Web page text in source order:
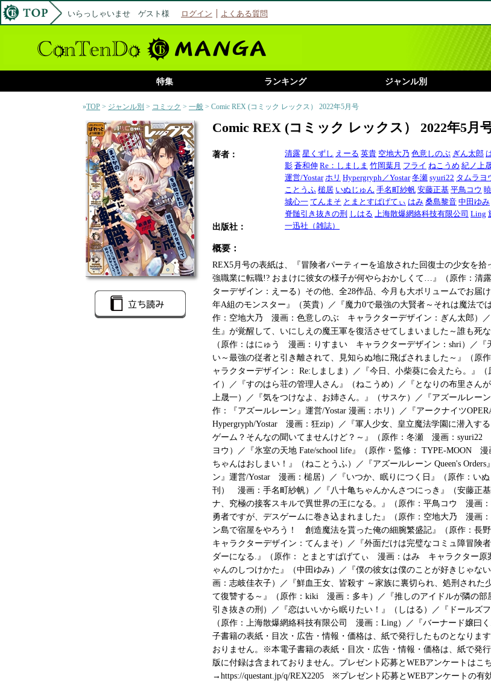
いらっしゃいませ ゲスト様 ログイン よくある質問
特集 ランキング ジャンル別
»TOP > ジャンル別 > コミック > 一般 > Comic REX (コミック レックス） 2022年5月号
Comic REX (コミック レックス） 2022年5月
著者： 清露 星くずし えーる 英貴 空地大乃 色意しのぶ ぎん太郎
影 蒼和伸 Re：しましま 竹岡葉月 フライ ねこうめ 紀ノ上
運営/Yostar ホリ Hypergryph／Yostar 冬瀬 syuri22 タムラヨ
ことうふ 槌居 いぬじゅん 手名町紗帆 安藤正基 平鳥コウ
城心一 てんまそ とまとすぱげてぃ はみ 桑島黎音 中田ゆみ
脊髄引き抜きの刑 しはる 上海散爆網絡科技有限公司 Ling
出版社： 一迅社（雑誌）
概要：
REX5月号の表紙は、『冒険者パーティーを追放された回復士の少女を
強職業に転職!? おまけに彼女の様子が何やらおかしくて…』（原作：清
ターデザイン：えーる）その他、全28作品、今月も大ボリュームでお届
年A組のモンスター』（英貴）／『魔力0で最強の大賢者～それは魔法で
作：空地大乃 漫画：色意しのぶ キャラクターデザイン：ぎん太郎）
生』が覚醒して、いにしえの魔王軍を復活させてしまいました～誰も死な
（原作：はにゅう 漫画：りすまい キャラクターデザイン：shri）／『
い～最強の従者と引き離されて、見知らぬ地に飛ばされました～』（
ャラクターデザイン： Re:しましま）／『今日、小柴葵に会えたら。』
イ）／『すのはら荘の管理人さん』（ねこうめ）／『となりの布里さん
上晟一）／『気をつけなよ、お姉さん。』（サスケ）／『アズールレー
作：『アズールレーン』運営/Yostar 漫画：ホリ）／『アークナイツ
Hypergryph/Yostar 漫画：狂zip）／『軍人少女、皇立魔法学園に潜入す
ゲーム？そんなの聞いてませんけど？～』（原作：冬瀬 漫画：syuri22
ヨウ）／『氷室の天地 Fate/school life』（原作・監修： TYPE-MOON
ちゃんはおしまい！』（ねことうふ）／『アズールレーン Queen's
ン』運営/Yostar 漫画：槌居）／『いつか、眠りにつく日』（原作：い
刊） 漫画：手名町紗帆）／『八十亀ちゃんかんさつにっき』（安藤正
ナ、究極の接客スキルで異世界の王になる。』（原作：平鳥コウ 漫画
勇者ですが、デスゲームに巻き込まれました』（原作：空地大乃 漫画
ン島で宿屋をやろう！ 創造魔法を貰った俺の細腕繁盛記』（原作：
キャラクターデザイン：てんまそ）／『外面だけは完璧なコミュ障冒険
ダーになる.』（原作： とまとすぱげてぃ 漫画：はみ キャラクター原
ゃんのしつけかた』（中田ゆみ）／『僕の彼女は僕のことが好きじゃな
画：志岐佳衣子）／『鮮血王女、皆殺す ～家族に裏切られ、処刑された
て復讐する～』（原作：kiki 漫画：多キ）／『推しのアイドルが隣の部
引き抜きの刑）／『恋はいいから眠りたい！』（しはる）／『ドールズ
（原作：上海散爆網絡科技有限公司 漫画：Ling）／『バーナード嬢曰
子書籍の表紙・目次・広告・情報・価格は、紙で発行したものとなりま
おりません。※本電子書籍の表紙・目次・広告・情報・価格は、紙で発
版に付録は含まれておりません。プレゼント応募とWEBアンケートはこ
→https://questant.jp/q/REX2205 ※プレゼント応募とWEBアンケートの有